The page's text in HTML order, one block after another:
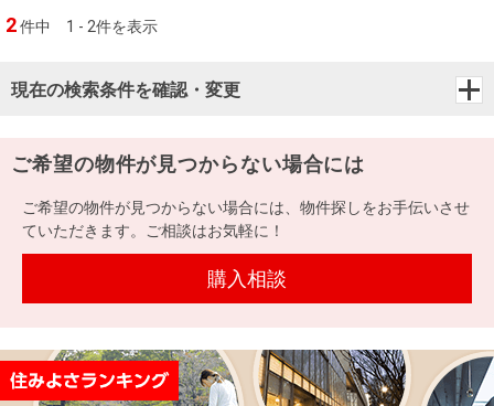
2件中 1 - 2件を表示
現在の検索条件を確認・変更
ご希望の物件が見つからない場合には
ご希望の物件が見つからない場合には、物件探しをお手伝いさせ
ていただきます。ご相談はお気軽に！
購入相談